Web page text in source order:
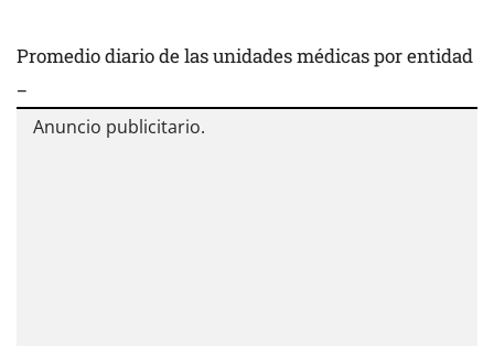
Promedio diario de las unidades médicas por entidad